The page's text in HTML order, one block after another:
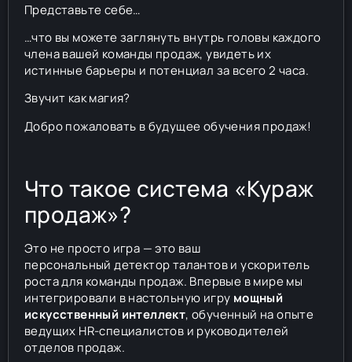
Представьте себе…
…что вы можете заглянуть внутрь головы каждого
члена вашей команды продаж, увидеть их
истинные барьеры и потенциал за всего 2 часа.
Звучит как магия?
Добро пожаловать в будущее обучения продаж!
Что такое система «Кураж
продаж»?
Это не просто игра — это ваш
персональный детектор талантов и ускоритель
роста для команды продаж. Впервые в мире мы
интегрировали в настольную игру мощный
искусственный интеллект, обученный на опыте
ведущих HR-специалистов и руководителей
отделов продаж.